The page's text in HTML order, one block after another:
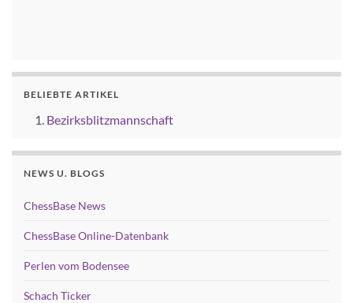
BELIEBTE ARTIKEL
Bezirksblitzmannschaft
NEWS U. BLOGS
ChessBase News
ChessBase Online-Datenbank
Perlen vom Bodensee
Schach Ticker